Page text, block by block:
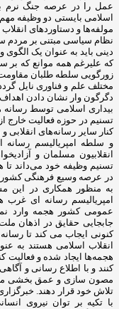
عمل را در عرصه جنگ نرم
اسلامی بایستی دو وظیفه
مولفه‌ها و دستاوردهای انقلاب
نظام سیاسی مبتنی بر مردم
دینی باید به عنوان یک
که علیرغم همه موانع که بر
زورگویی سلطه طلبان
مختلف علم و فناوری نایل
دگرگون وار نشان دادن
بیداری اسلامی توسط
تسنیم در حوزه فعالیت خارج
کنار سایر رسانه‌های انقلابی
و سلطه امپریالیسم رسانه
انقلابیون مسلمان و
تسنیم وظیفه خود می‌داند
در عرصه وسیع فرهنگی کشور،
به منظور همکاری در این
امپریالیسم رسانه ای غرب
عمومی کشور هجمه وارد
جابجایی حقایق در اذهان
کنونی ایجاب می کند تا
انقلاب اسلامی هستند به
هجمه‌ها ایجاد شده و فعالیت
کنند و با اطلاع رسانی و
مصون سازی و عمق بخشی
تلاش خود قرار دهند.
با تکیه بر توان نیروی